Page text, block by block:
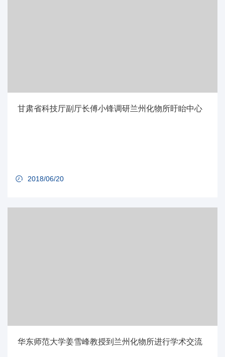
甘肃省科技厅副厅长傅小锋调研兰州化物所盱眙中心
2018/06/20
华东师范大学姜雪峰教授到兰州化物所进行学术交流